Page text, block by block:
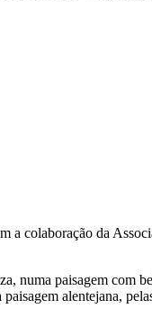
colaboração da
numa paisagem com
alentejana,